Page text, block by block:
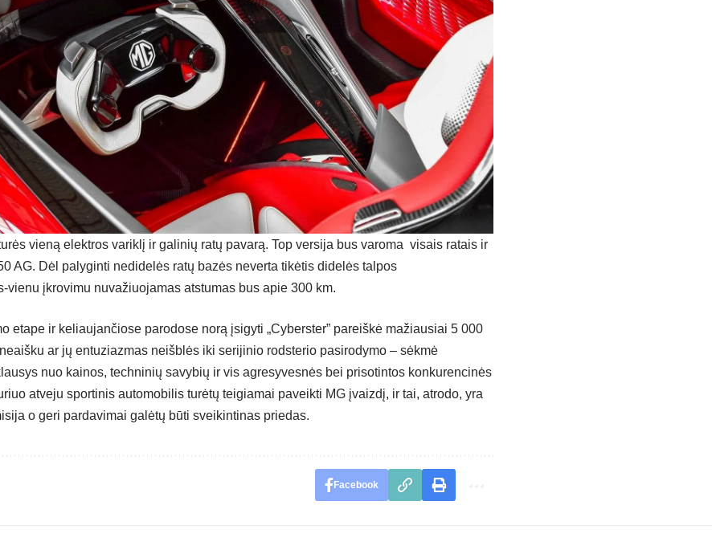
vieną elektros variklį ir galinių ratų pavarą. Top versija bus varoma visais ratais ir
AG. Dėl palyginti nedidelės ratų bazės neverta tikėtis didelės talpos
vienu įkrovimu nuvažiuojamas atstumas bus apie 300 km.
etape ir keliaujančiose parodose norą įsigyti „Cyberster” pareiškė mažiausiai 5 000
ar jų entuziazmas neišblės iki serijinio rodsterio pasirodymo – sėkmė
nuo kainos, techninių savybių ir vis agresyvesnės bei prisotintos konkurencinės
atveju sportinis automobilis turėtų teigiamai paveikti MG įvaizdį, ir tai, atrodo, yra
o geri pardavimai galėtų būti sveikintinas priedas.
Facebook